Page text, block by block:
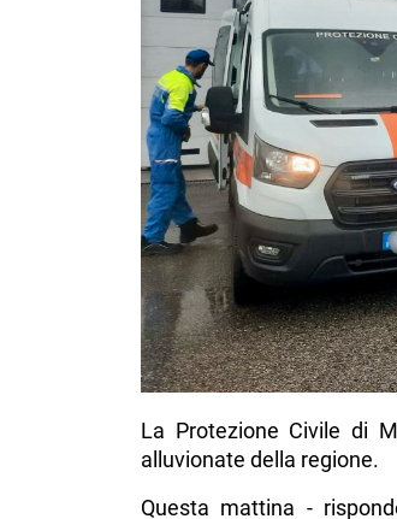
La Protezione Civile di
alluvionate della regione.
Questa mattina -